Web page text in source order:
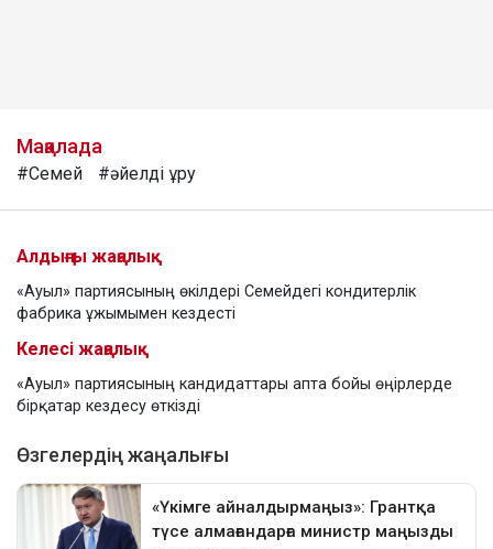
Мақалада
#Семей #әйелді ұру
Алдыңғы жаңалық
«Ауыл» партиясының өкілдері Семейдегі кондитерлік
фабрика ұжымымен кездесті
Келесі жаңалық
«Ауыл» партиясының кандидаттары апта бойы өңірлерде
бірқатар кездесу өткізді